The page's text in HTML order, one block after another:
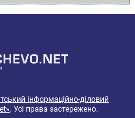
інформаційно-діловий
. Усі права застережено.